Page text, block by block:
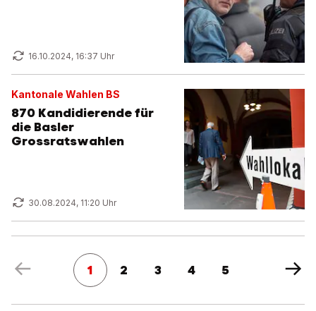
16.10.2024, 16:37 Uhr
Kantonale Wahlen BS
870 Kandidierende für
die Basler
Grossratswahlen
30.08.2024, 11:20 Uhr
1 2 3 4 5